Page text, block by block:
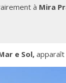
à Mira
e Sol,